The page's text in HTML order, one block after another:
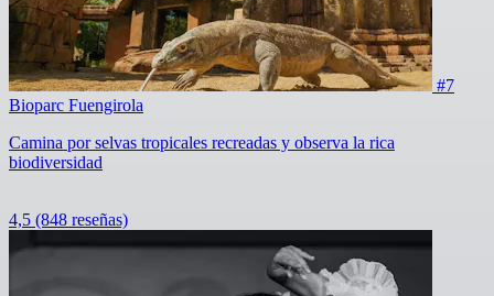
#7
Bioparc Fuengirola
Camina por selvas tropicales recreadas y observa la rica
biodiversidad
4,5 (848 reseñas)